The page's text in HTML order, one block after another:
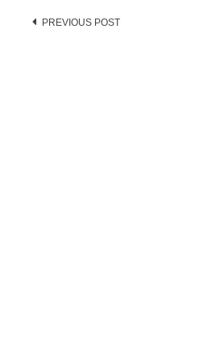
Post
PREVIOUS POST